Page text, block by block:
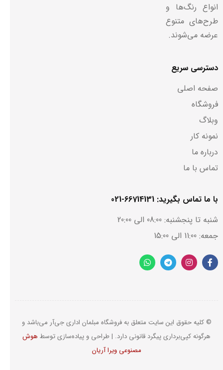
انواع رنگ‌ها و
طرح‌های متنوع
عرضه می‌شوند.
دسترسی سریع
صفحه اصلی
فروشگاه
وبلاگ
نمونه کار
درباره ما
تماس با ما
با ما تماس بگیرید: 66714131-021
شنبه تا پنجشنبه: 08:00 الی 20:00
جمعه: 11:00 الی 15:00
© کلیه حقوق این سایت متعلق به فروشگاه مبلمان اداری جی‌آر می‌باشد و
هرگونه کپی‌برداری پیگرد قانونی دارد. | طراحی و پیاده‌‌سازی توسط هوش
مصنوعی ویرا آریان